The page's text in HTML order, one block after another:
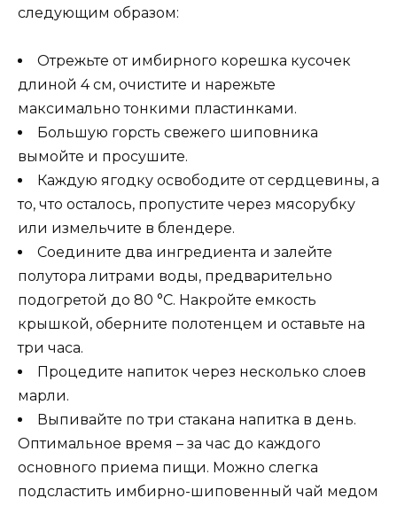
следующим образом:
Отрежьте от имбирного корешка кусочек
длиной 4 см, очистите и нарежьте
максимально тонкими пластинками.
Большую горсть свежего шиповника
вымойте и просушите.
Каждую ягодку освободите от сердцевины, а
то, что осталось, пропустите через мясорубку
или измельчите в блендере.
Соедините два ингредиента и залейте
полутора литрами воды, предварительно
подогретой до 80 °C. Накройте емкость
крышкой, оберните полотенцем и оставьте на
три часа.
Процедите напиток через несколько слоев
марли.
Выпивайте по три стакана напитка в день.
Оптимальное время – за час до каждого
основного приема пищи. Можно слегка
подсластить имбирно-шиповенный чай медом